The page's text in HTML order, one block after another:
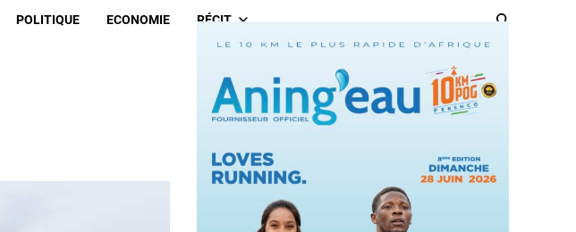
POLITIQUE ECONOMIE RÉCIT